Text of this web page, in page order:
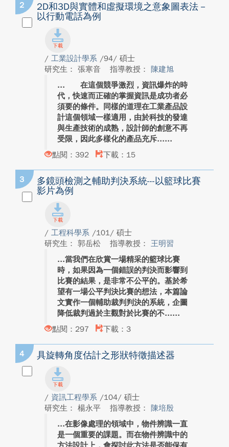
2
2D和3D與實體和虛擬環境之意象圖表法－
以行動電話為例
/ 工業設計學系 /94/ 碩士
研究生： 張寒音
指導教授： 陳建旭
在這個競爭激烈，資訊爆炸的時
代，快速而正確的掌握資訊是成功者必
須要的條件。同樣的道理在工業產品設
計這個領域一樣適用，由於科技的發達
與生產技術的成熟，設計師的創意不再
受限，因此多樣化的產品充斥...
點閱：392
下載：15
3
多鏡頭檢測之輔助判決系統---以籃球比賽
影片為例
/ 工程科學系 /101/ 碩士
研究生： 郭岳松
指導教授： 王明習
當我們在欣賞一場精采的籃球比賽
時，如果因為一個錯誤的判決而影響到
比賽的結果，是非常不公平的。基於希
望有一場公平判決比賽的想法，本篇論
文實作一個輔助裁判判決的系統，企圖
降低裁判過於主觀對於比賽的不...
點閱：297
下載：3
4 具旋轉角度估計之形狀特徵描述器
/ 資訊工程學系 /104/ 碩士
研究生： 楊永平
指導教授： 陳培殷
在影像處理的領域中，物件辨識一直
是一個重要的課題。而在物件辨識中的